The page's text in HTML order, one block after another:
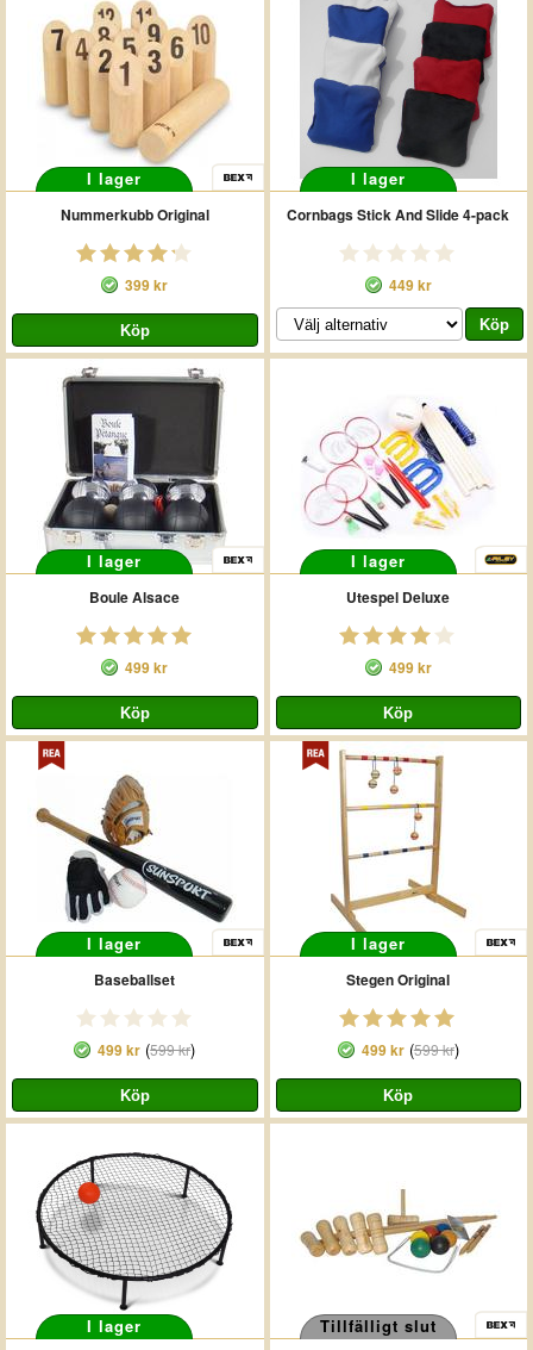
I lager
Nummerkubb Original
399 kr
I lager
Cornbags Stick And Slide 4-pack
449 kr
I lager
Boule Alsace
499 kr
I lager
Utespel Deluxe
499 kr
I lager
Baseballset
499 kr (599 kr)
I lager
Stegen Original
499 kr(599 kr)
I lager Tillfälligt slut